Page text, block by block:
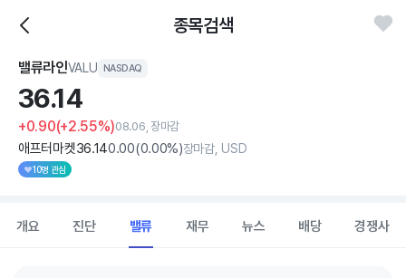
종목검색
밸류라인VALU NASDAQ
36.14
+0.90(+2.55%)08.06, 장마감
애프터마켓36.140.00(0.00%)장마감, USD
10명 관심
개요 진단 밸류 재무 뉴스 배당 경쟁사